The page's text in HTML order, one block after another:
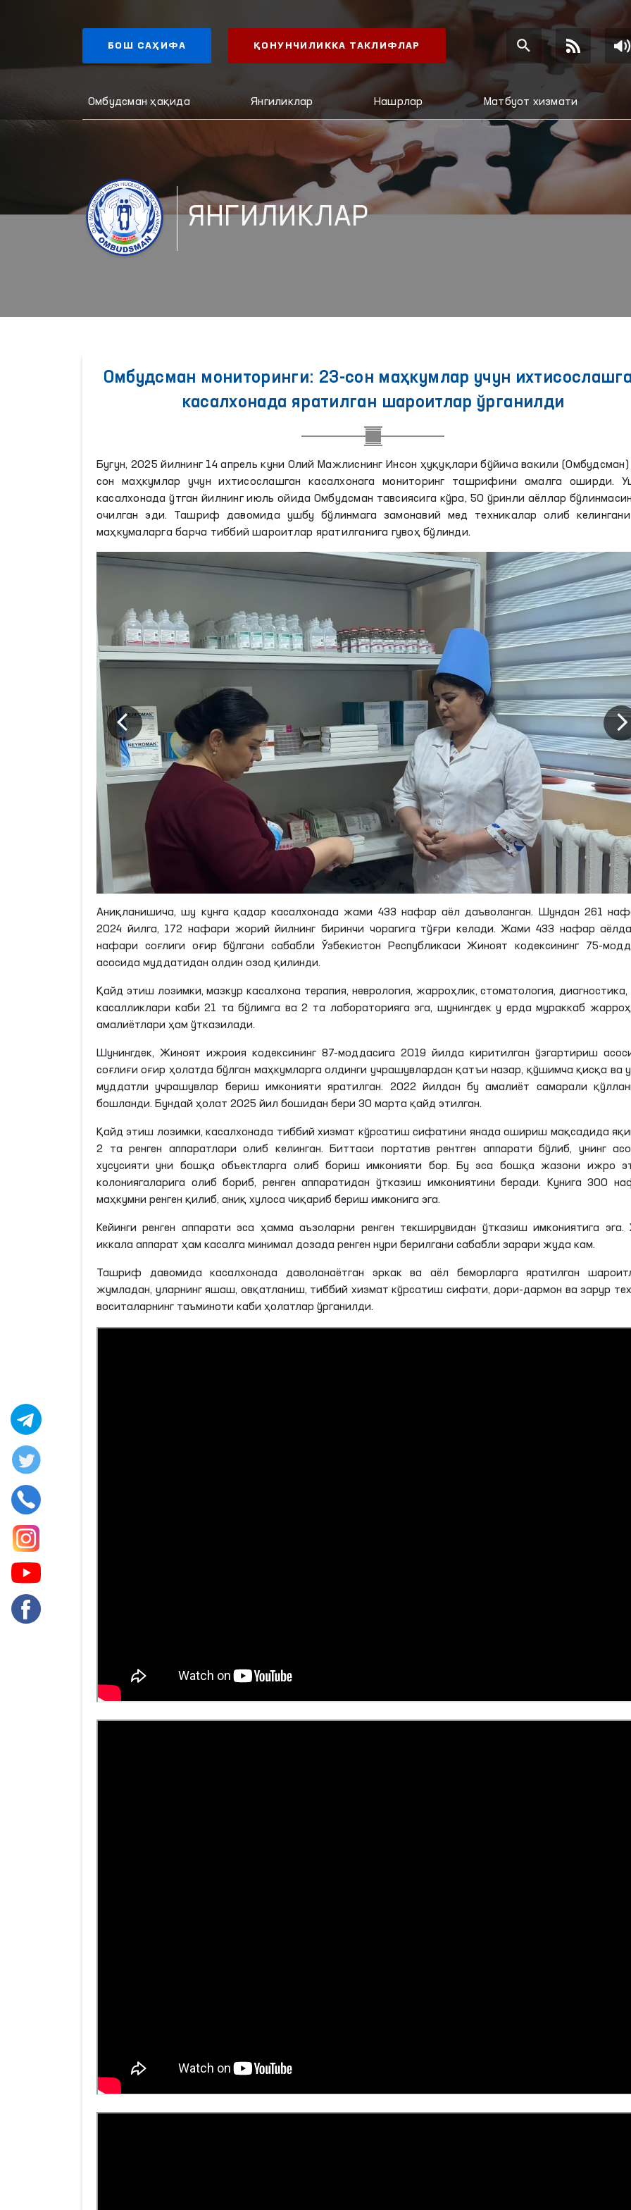
БОШ САҲИФА ҚОНУНЧИЛИККА ТАКЛИФЛАР
Омбудсман ҳақида Янгиликлар Нашрлар Матбуот хизмати
ЯНГИЛИКЛАР
Омбудсман мониторинги: 23-сон маҳкумлар учун
касалхонада яратилган шароитлар ўрганилди
Бугун, 2025 йилнинг 14 апрель куни Олий Мажлиснинг Инсон ҳуқуқлари бўйича вакили
сон маҳкумлар учун ихтисослашган касалхонага мониторинг ташрифини амалга оширди.
касалхонада ўтган йилнинг июль ойида Омбудсман тавсиясига кўра, 50 ўринли аёллар
очилган эди. Ташриф давомида ушбу бўлинмага замонавий мед техникалар олиб
маҳкумаларга барча тиббий шароитлар яратилганига гувоҳ бўлинди.
Аниқланишича, шу кунга қадар касалхонада жами 433 нафар аёл даъволанган. Шундан 261
2024 йилга, 172 нафари жорий йилнинг биринчи чорагига тўғри келади. Жами 433 нафар
нафари соғлиги оғир бўлгани сабабли Ўзбекистон Республикаси Жиноят кодексининг 75-
асосида муддатидан олдин озод қилинди.
Қайд этиш лозимки, мазкур касалхона терапия, неврология, жарроҳлик, стоматология, диагностика,
касалликлари каби 21 та бўлимга ва 2 та лабораторияга эга, шунингдек у ерда мураккаб
амалиётлари ҳам ўтказилади.
Шунингдек, Жиноят ижроия кодексининг 87-моддасига 2019 йилда киритилган ўзгартириш
соғлиғи оғир ҳолатда бўлган маҳкумларга олдинги учрашувлардан қатъи назар, қўшимча қисқа ва
муддатли учрашувлар бериш имконияти яратилган. 2022 йилдан бу амалиёт самарали
бошланди. Бундай ҳолат 2025 йил бошидан бери 30 марта қайд этилган.
Қайд этиш лозимки, касалхонада тиббий хизмат кўрсатиш сифатини янада ошириш мақсадида
2 та ренген аппаратлари олиб келинган. Биттаси портатив рентген аппарати бўлиб, унинг
хусусияти уни бошқа объектларга олиб бориш имконияти бор. Бу эса бошқа жазони ижро
колониягаларига олиб бориб, ренген аппаратидан ўтказиш имкониятини беради. Кунига 300
маҳкумни ренген қилиб, аниқ хулоса чиқариб бериш имконига эга.
Кейинги ренген аппарати эса ҳамма аъзоларни ренген текширувидан ўтказиш имкониятига эга.
иккала аппарат ҳам касалга минимал дозада ренген нури берилгани сабабли зарари жуда кам.
Ташриф давомида касалхонада даволанаётган эркак ва аёл беморларга яратилган
жумладан, уларнинг яшаш, овқатланиш, тиббий хизмат кўрсатиш сифати, дори-дармон ва зарур
воситаларнинг таъминоти каби ҳолатлар ўрганилди.